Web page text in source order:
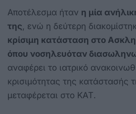
Αποτέλεσμα ήταν η μία
της , ενώ η δεύτερη
κρίσιμη κατάσταση στο
όπου νοσηλευόταν
αναφέρει το ιατρικό
κρισιμότητας της κατάστασής
μεταφέρεται στο ΚΑΤ.